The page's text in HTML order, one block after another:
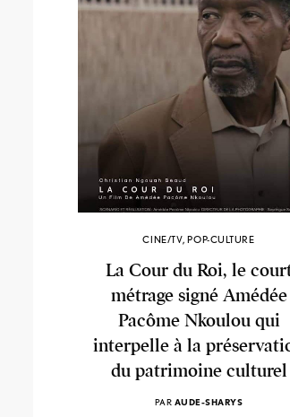
CINE/TV,POP-CULTURE
La Cour du Roi, le
métrage signé Amédée
Pacôme Nkoulou qui
interpelle à la
du patrimoine culturel
PAR AUDE-SHARYS